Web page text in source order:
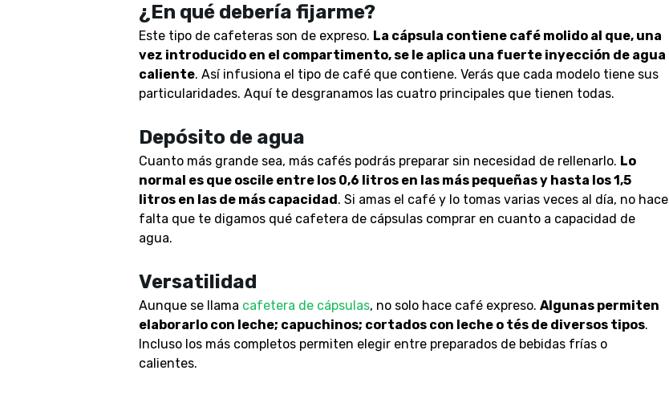
¿En qué debería fijarme?
Este tipo de cafeteras son de expreso. La cápsula contiene café molido al que, una
vez introducido en el compartimento, se le aplica una fuerte inyección de agua
caliente. Así infusiona el tipo de café que contiene. Verás que cada modelo tiene sus
particularidades. Aquí te desgranamos las cuatro principales que tienen todas.
Depósito de agua
Cuanto más grande sea, más cafés podrás preparar sin necesidad de rellenarlo. Lo
normal es que oscile entre los 0,6 litros en las más pequeñas y hasta los 1,5
litros en las de más capacidad. Si amas el café y lo tomas varias veces al día, no hace
falta que te digamos qué cafetera de cápsulas comprar en cuanto a capacidad de
agua.
Versatilidad
Aunque se llama cafetera de cápsulas, no solo hace café expreso. Algunas permiten
elaborarlo con leche; capuchinos; cortados con leche o tés de diversos tipos.
Incluso los más completos permiten elegir entre preparados de bebidas frías o
calientes.